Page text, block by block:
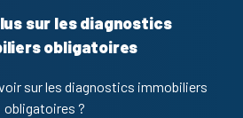
sur les diagnostics
obligatoires
sur les diagnostics immobiliers
obligatoires ?